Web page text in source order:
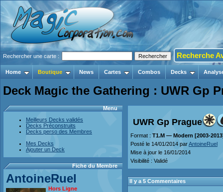
Rechercher une carte : Recherche
Home Boutique News Cartes Combos Decks
Deck Magic the Gathering : UWR Gp
Menu
Meilleurs Decks validés
Decks Préconstruits
Decks perso des Membres
Mes Decks
Ajouter un Deck
Fiche du Membre
AntoineRuel
Hors Ligne
UWR Gp Prague
Format : T1.M — Modern [2003-
Posté le 14/01/2014 parAntoineRuel
Mise à jour le 16/01/2014
Visibilité : Validé
Il y a 5 Commentaires